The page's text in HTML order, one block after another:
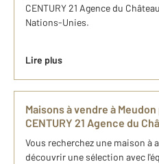
CENTURY 21 Agence du
Nations-Unies.
Lire plus
Maisons à vendre à
CENTURY 21 Agence du
Vous recherchez une maison à
découvrir une sélection avec